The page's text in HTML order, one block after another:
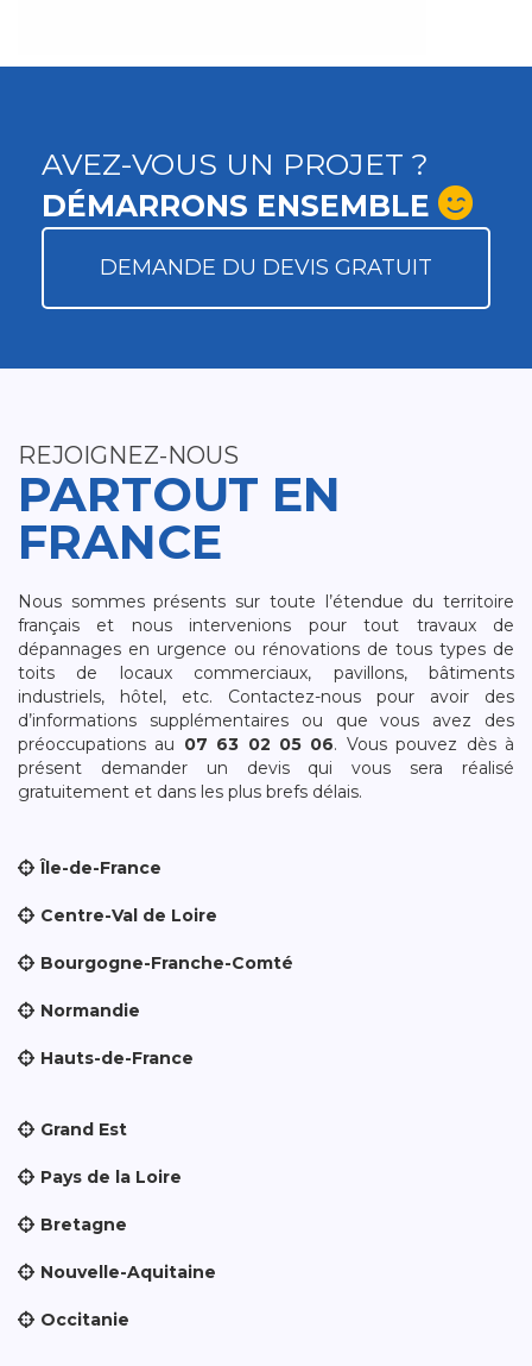
AVEZ-VOUS UN PROJET ?
DÉMARRONS ENSEMBLE
DEMANDE DU DEVIS GRATUIT
REJOIGNEZ-NOUS
PARTOUT EN
FRANCE
Nous sommes présents sur toute l’étendue du territoire
français et nous intervenions pour tout travaux de
dépannages en urgence ou rénovations de tous types de
toits de locaux commerciaux, pavillons, bâtiments
industriels, hôtel, etc. Contactez-nous pour avoir des
d’informations supplémentaires ou que vous avez des
préoccupations au 07 63 02 05 06. Vous pouvez dès à
présent demander un devis qui vous sera réalisé
gratuitement et dans les plus brefs délais.
Île-de-France
Centre-Val de Loire
Bourgogne-Franche-Comté
Normandie
Hauts-de-France
Grand Est
Pays de la Loire
Bretagne
Nouvelle-Aquitaine
Occitanie